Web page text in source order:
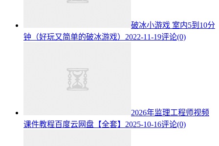
破冰小游戏 室内5到10分
钟（好玩又简单的破冰游戏） 2022-11-19评论(0)
2026年监理工程师视频
课件教程百度云网盘【全套】 2025-10-16评论(0)